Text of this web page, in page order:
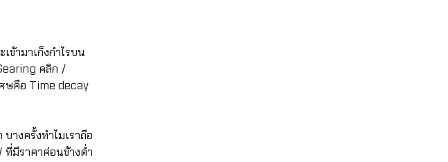
ข้ามาเก็งกำไรบน
คลิก /
ษคือ Time decay
างครั้งทำไมเราถือ
ที่มีราคาค่อนข้างต่ำ